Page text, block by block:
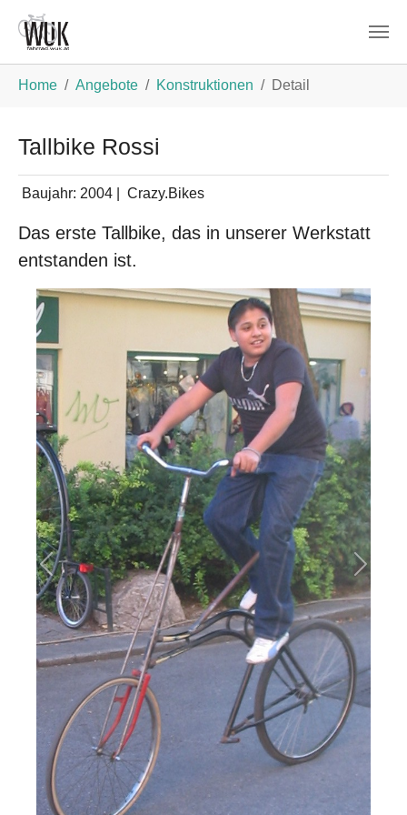
Home Angebote Konstruktionen Detail
Tallbike Rossi
Baujahr: 2004 Crazy.Bikes
Das erste Tallbike, das in unserer Werkstatt
entstanden ist.
Previous Next